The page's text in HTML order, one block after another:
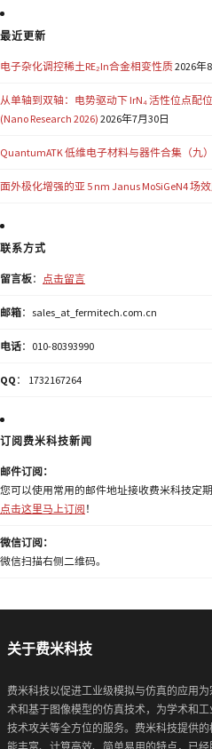
最近更新
电子杂化调控稀土RE₂In合金相变性质2026年
从单轴到双轴：电势驱动下 IrN₄ 活性位点配
(Nano Research 2026) 2026年7月30日
QuantumATK 低维电子材料与器件合集（九）
面外极化增强的亚 5 nm Janus MoSiGeN4 场
联系方式
留言板： 点击留言
邮箱：sales_at_fermitech.com.cn
电话：010-80393990
QQ ： 1732167264
订阅费米科技新闻
邮件订阅：
您可以使用常用的邮件地址接收费米科技定
点击这里马上订阅 ！
微信订阅：
微信扫描右侧二维码。
关于费米科技
费米科技以促进工业级模拟与仿真的应用
术和基于图像模型的仿真技术，为学术和
技术攻关等全方位的服务。费米科技提供